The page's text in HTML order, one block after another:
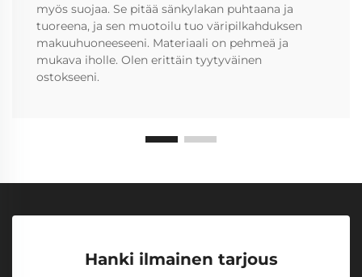
myös suojaa. Se pitää sänkylakan puhtaana ja
tuoreena, ja sen muotoilu tuo väripilkahduksen
makuuhuoneeseeni. Materiaali on pehmeä ja
mukava iholle. Olen erittäin tyytyväinen
ostokseeni.
Hanki ilmainen tarjous